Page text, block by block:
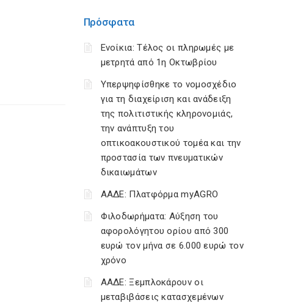
Πρόσφατα
Ενοίκια: Τέλος οι πληρωμές με
μετρητά από 1η Οκτωβρίου
Υπερψηφίσθηκε το νομοσχέδιο
για τη διαχείριση και ανάδειξη
της πολιτιστικής κληρονομιάς,
την ανάπτυξη του
οπτικοακουστικού τομέα και την
προστασία των πνευματικών
δικαιωμάτων
ΑΑΔΕ: Πλατφόρμα myAGRO
Φιλοδωρήματα: Αύξηση του
αφορολόγητου ορίου από 300
ευρώ τον μήνα σε 6.000 ευρώ τον
χρόνο
ΑΑΔΕ: Ξεμπλοκάρουν οι
μεταβιβάσεις κατασχεμένων